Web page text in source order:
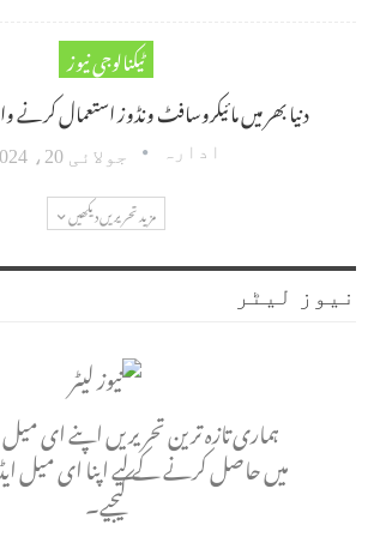
ٹیکنالوجی نیوز
دنیا بھر میں مائیکروسافٹ ونڈوز استعمال
ادارہ جولائی 20، 2024
مزید تحریریں دیکھیں
نیوز لیٹر
ہماری تازہ ترین تحریریں اپنے ای
میں حاصل کرنے کے لیے اپنا ای میل
کیجیے۔